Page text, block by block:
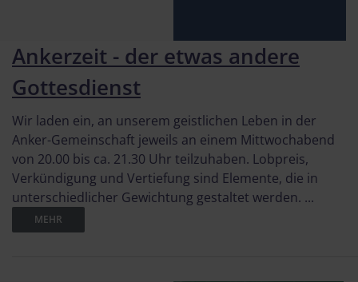
Ankerzeit - der etwas andere
Gottesdienst
Wir laden ein, an unserem geistlichen Leben in der
Anker-Gemeinschaft jeweils an einem Mittwochabend
von 20.00 bis ca. 21.30 Uhr teilzuhaben. Lobpreis,
Verkündigung und Vertiefung sind Elemente, die in
unterschiedlicher Gewichtung gestaltet werden. ...
MEHR